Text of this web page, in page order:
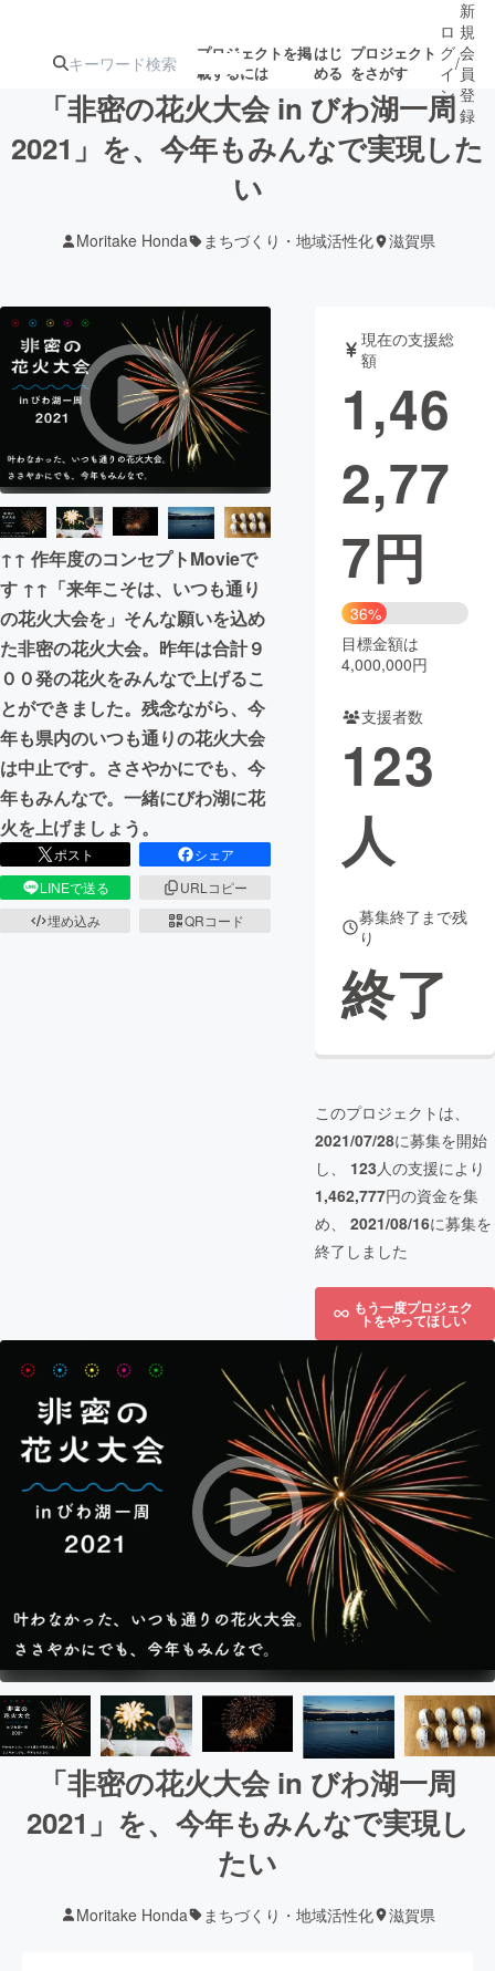
プロジェクトを掲
載するには
はじ
める
プロジェクト
をさがす
注目の新着プロ
テクノロジー・ガジェット
映像・映画 書籍・雑誌
ビジネス・起業 チャレンジ
まちづくり・地域活性化
CAMPFIRE for Social Good
CAMPFIRE Creation
CAMPFIREふるさと納税machi-ya コミュニティ
ロ
グ
イ
ン
/
新
規
会
員
登
録
「非密の花火大会 in びわ湖一周
2021」を、今年もみんなで実現した
い
Moritake Honda まちづくり・地域活性化 滋賀県
↑↑ 作年度のコンセプトMovieで
す ↑↑「来年こそは、いつも通り
の花火大会を」そんな願いを込め
た非密の花火大会。昨年は合計９
００発の花火をみんなで上げるこ
とができました。残念ながら、今
年も県内のいつも通りの花火大会
は中止です。ささやかにでも、今
年もみんなで。一緒にびわ湖に花
火を上げましょう。
ポスト
シェア
LINEで送る
URLコピー
埋め込み
QRコード
現在の支援総
額
1,46
2,77
7円
36%
目標金額は
4,000,000円
支援者数
123
人
募集終了まで残
り
終了
このプロジェクトは、
2021/07/28に募集を開始
し、 123人の支援により
1,462,777円の資金を集
め、 2021/08/16に募集を
終了しました
もう一度プロジェク
トをやってほしい
「非密の花火大会 in びわ湖一周
2021」を、今年もみんなで実現し
たい
Moritake Honda まちづくり・地域活性化 滋賀県